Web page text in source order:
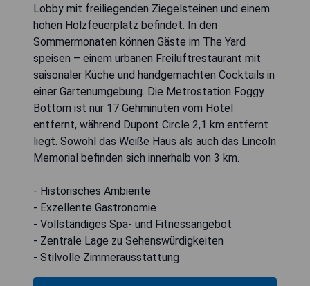
Lobby mit freiliegenden Ziegelsteinen und einem
hohen Holzfeuerplatz befindet. In den
Sommermonaten können Gäste im The Yard
speisen – einem urbanen Freiluftrestaurant mit
saisonaler Küche und handgemachten Cocktails in
einer Gartenumgebung. Die Metrostation Foggy
Bottom ist nur 17 Gehminuten vom Hotel
entfernt, während Dupont Circle 2,1 km entfernt
liegt. Sowohl das Weiße Haus als auch das Lincoln
Memorial befinden sich innerhalb von 3 km.
- Historisches Ambiente
- Exzellente Gastronomie
- Vollständiges Spa- und Fitnessangebot
- Zentrale Lage zu Sehenswürdigkeiten
- Stilvolle Zimmerausstattung